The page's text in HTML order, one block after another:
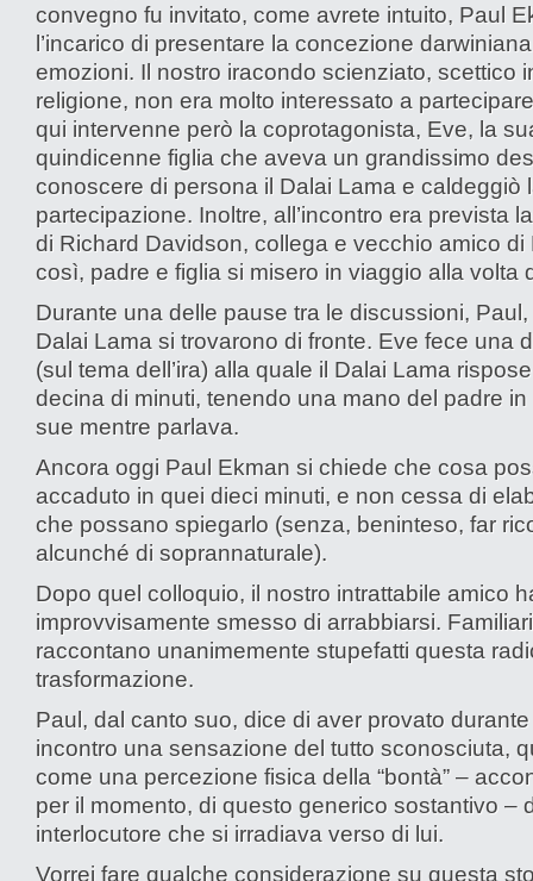
convegno fu invitato, come avrete intuito, Paul
l’incarico di presentare la concezione
emozioni. Il nostro iracondo scienziato, scettico
religione, non era molto interessato a
qui intervenne però la coprotagonista, Eve, la
quindicenne figlia che aveva un grandissimo
conoscere di persona il Dalai Lama e caldeggiò
partecipazione. Inoltre, all’incontro era prevista
di Richard Davidson, collega e vecchio amico di
così, padre e figlia si misero in viaggio alla volta
Durante una delle pause tra le discussioni,
Dalai Lama si trovarono di fronte. Eve fece una
(sul tema dell’ira) alla quale il Dalai Lama
decina di minuti, tenendo una mano del padre
sue mentre parlava.
Ancora oggi Paul Ekman si chiede che cosa
accaduto in quei dieci minuti, e non cessa di
che possano spiegarlo (senza, beninteso, far
alcunché di soprannaturale).
Dopo quel colloquio, il nostro intrattabile amico
improvvisamente smesso di arrabbiarsi.
raccontano unanimemente stupefatti questa
trasformazione.
Paul, dal canto suo, dice di aver provato
incontro una sensazione del tutto sconosciuta,
come una percezione fisica della “bontà” –
per il momento, di questo generico sostantivo –
interlocutore che si irradiava verso di lui.
Vorrei fare qualche considerazione su questa